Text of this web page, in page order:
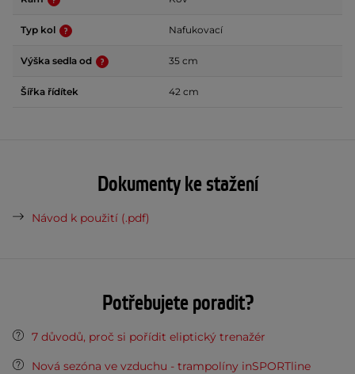
Typ kol Nafukovací
Výška sedla od 35 cm
Šířka řídítek 42 cm
Dokumenty ke stažení
Návod k použití (.pdf)
Potřebujete poradit?
7 důvodů, proč si pořídit eliptický trenažér
Nová sezóna ve vzduchu - trampolíny inSPORTline